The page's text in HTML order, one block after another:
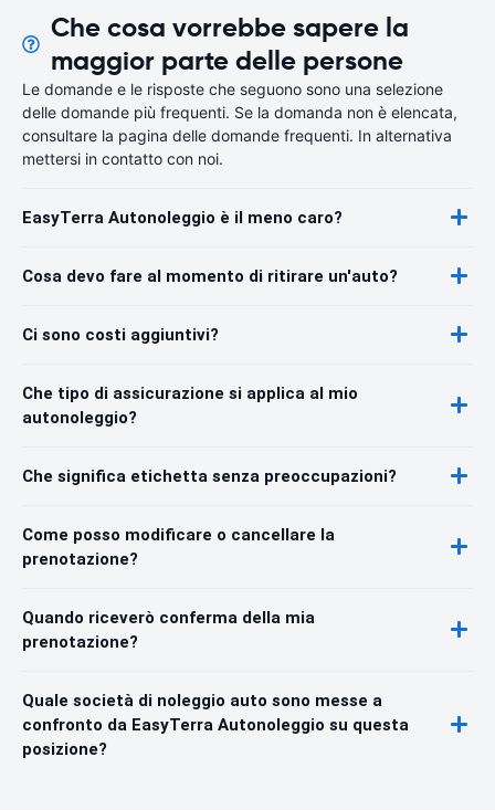
Che cosa vorrebbe sapere la
maggior parte delle persone
Le domande e le risposte che seguono sono una selezione
delle domande più frequenti. Se la domanda non è elencata,
consultare la pagina delle domande frequenti. In alternativa
mettersi in contatto con noi.
EasyTerra Autonoleggio è il meno caro?
Cosa devo fare al momento di ritirare un'auto?
Ci sono costi aggiuntivi?
Che tipo di assicurazione si applica al mio
autonoleggio?
Che significa etichetta senza preoccupazioni?
Come posso modificare o cancellare la
prenotazione?
Quando riceverò conferma della mia
prenotazione?
Quale società di noleggio auto sono messe a
confronto da EasyTerra Autonoleggio su questa
posizione?